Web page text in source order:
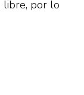
libre, por lo